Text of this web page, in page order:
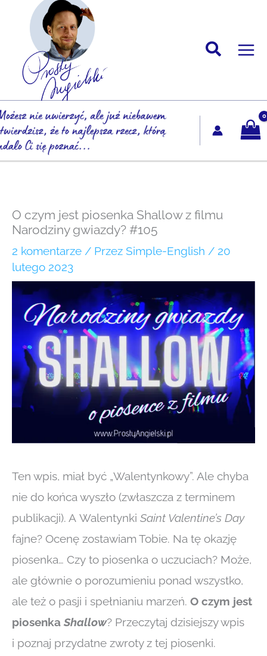
Przejdź
O czym jest piosenka Shallow z filmu
Narodziny gwiazdy? #105
2 komentarze / Przez Simple-English / 20
lutego 2023
Ten wpis, miał być „Walentynkowy”. Ale chyba
nie do końca wyszło (zwłaszcza z terminem
publikacji). A Walentynki Saint Valentine’s Day
fajne? Ocenę zostawiam Tobie. Na tę okazję
piosenka… Czy to piosenka o uczuciach? Może,
ale głównie o porozumieniu ponad wszystko,
ale też o pasji i spełnianiu marzeń. O czym jest
piosenka Shallow? Przeczytaj dzisiejszy wpis
i poznaj przydatne zwroty z tej piosenki.